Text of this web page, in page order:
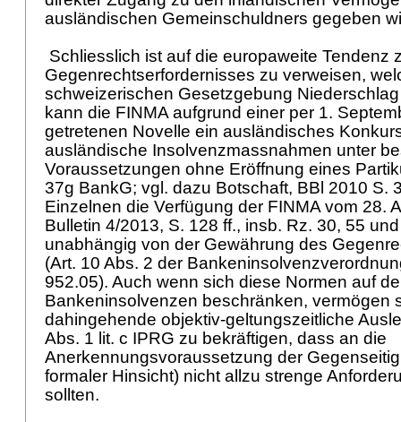
ausländischen Gemeinschuldners gegeben
Schliesslich ist auf die europaweite Tendenz
Gegenrechtserfordernisses zu verweisen,
schweizerischen Gesetzgebung
kann die FINMA aufgrund einer per 1.
getretenen Novelle ein ausländisches
ausländische Insolvenzmassnahmen unter
Voraussetzungen ohne Eröffnung eines
37g BankG; vgl. dazu Botschaft, BBl 2010 S.
Einzelnen die Verfügung der FINMA vom 28.
Bulletin 4/2013, S. 128 ff., insb. Rz. 30, 55
unabhängig von der Gewährung des
(Art. 10 Abs. 2 der
952.05). Auch wenn sich diese Normen auf
Bankeninsolvenzen beschränken, vermögen
dahingehende objektiv-geltungszeitliche
Abs. 1 lit. c IPRG zu bekräftigen, dass an die
Anerkennungsvoraussetzung der
formaler Hinsicht) nicht allzu strenge
sollten.